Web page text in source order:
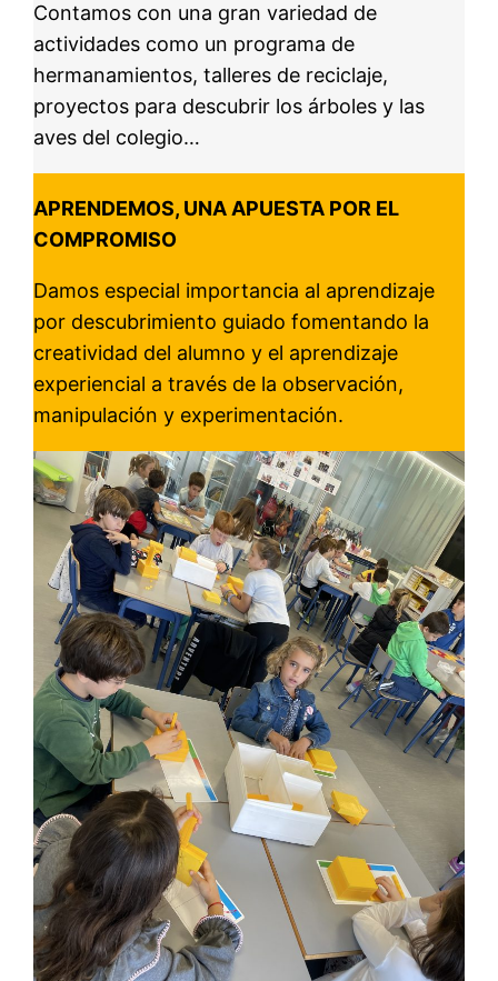
Contamos con una gran variedad de
actividades como un programa de
hermanamientos, talleres de reciclaje,
proyectos para descubrir los árboles y las
aves del colegio…
APRENDEMOS, UNA APUESTA POR EL
COMPROMISO
Damos especial importancia al aprendizaje
por descubrimiento guiado fomentando la
creatividad del alumno y el aprendizaje
experiencial a través de la observación,
manipulación y experimentación.